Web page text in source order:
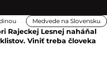
Medvede na Slovensku
Rajeckej Lesnej naháňal
Viniť treba človeka